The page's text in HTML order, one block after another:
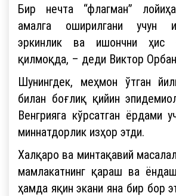
Бир нечта “флагман”
амалга оширилгани учун
эркинлик ва ишончни ҳис
қилмоқда, – деди Виктор
Шунингдек, меҳмон ўтган
билан боғлиқ қийин
Венгрияга кўрсатган ёрдами
миннатдорлик изҳор этди.
Халқаро ва минтақавий
мамлакатнинг қараш ва
ҳамда яқин экани яна бир бор